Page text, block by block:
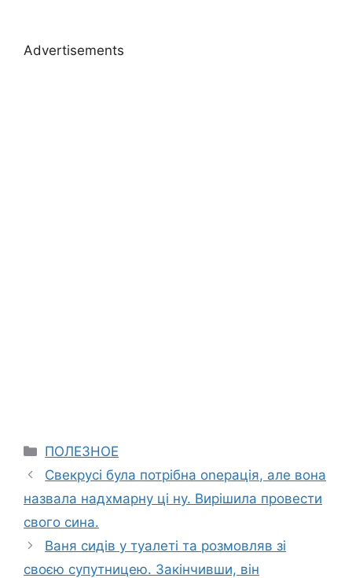
Advertisements
Categories
ПОЛЕЗНОЕ
Свекрусі була потрібна оnерація, але вона
назвала надхмарну ці ну. Вирішила провести
свого сина.
Ваня сидів у туалеті та розмовляв зі
своєю супутницею. Закінчивши, він